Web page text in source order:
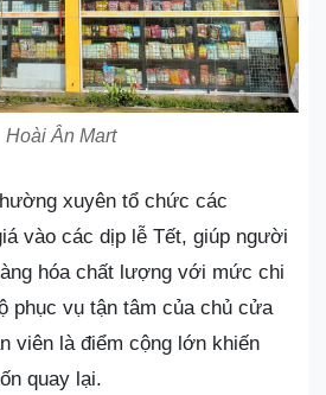
Hoài Ân Mart
xuyên tổ chức các
vào các dịp lễ Tết, giúp người
hóa chất lượng với mức chi
phục vụ tận tâm của chủ cửa
viên là điểm cộng lớn khiến
quay lại.